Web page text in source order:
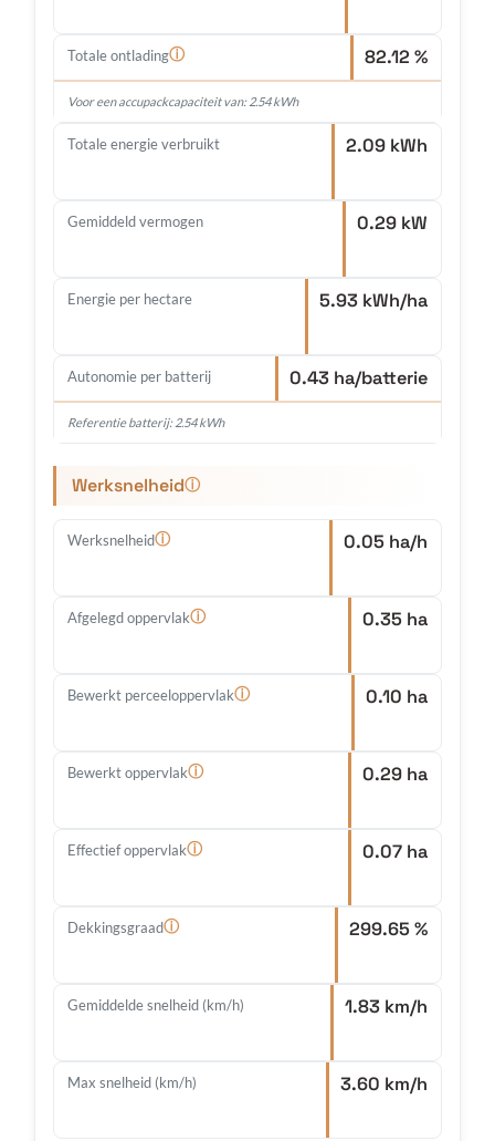
Totale ontladingⓘ 82.12 %
Voor een accupackcapaciteit van: 2.54 kWh
Totale energie verbruikt 2.09 kWh
Gemiddeld vermogen 0.29 kW
Energie per hectare 5.93 kWh/ha
Autonomie per batterij 0.43 ha/batterie
Referentie batterij: 2.54 kWh
Werksnelheidⓘ
Werksnelheidⓘ 0.05 ha/h
Afgelegd oppervlakⓘ 0.35 ha
Bewerkt perceeloppervlakⓘ 0.10 ha
Bewerkt oppervlakⓘ 0.29 ha
Effectief oppervlakⓘ 0.07 ha
Dekkingsgraadⓘ 299.65 %
Gemiddelde snelheid (km/h) 1.83 km/h
Max snelheid (km/h) 3.60 km/h